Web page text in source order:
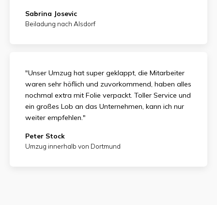
Sabrina Josevic
Beiladung nach Alsdorf
"Unser Umzug hat super geklappt, die Mitarbeiter
waren sehr höflich und zuvorkommend, haben alles
nochmal extra mit Folie verpackt. Toller Service und
ein großes Lob an das Unternehmen, kann ich nur
weiter empfehlen."
Peter Stock
Umzug innerhalb von Dortmund